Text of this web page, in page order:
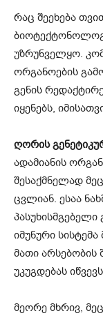
რაც შეეხება
უზრუნველყო.
ორგანოების
გენის
იყენებს,
ღორის
ადამიანის
შესაქმნელად
ცვლიან. ესაა
იმუნური
მათი არსებობის
უკუგდებას
მეორე მხრივ,